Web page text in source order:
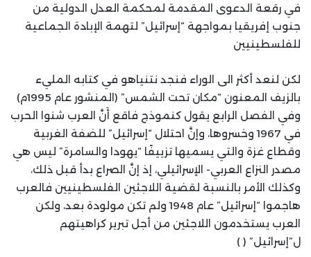
في رقعة الدعوى المقدمة لمحكمة العدل الدولية من
جنوب إفريقيا بمواجهة “إسرائيل” لتهمة الإبادة الجماعية
للفلسطينيين
لكن لنعد أكثر الى الوراء فنجد نتنياهو في كتابه المليء
بالزيف المعنون “مكان تحت الشمس” (المنشور عام 1995م)
وفي الفصل الرابع يقول كنموذج فاقع أَنَّ العرب شنوا الحرب
في 1967 وخسروها، وإنَّ احتلال “إسرائيل” للضفة الغربية
وقطاع غزة والتي يسميها تزييفًا “يهودا والسامرة” ليس هي
مصدر النزاع العربي- الإسرائيلي، إذ إنَّ الصراع بدأ قبل ذلك،
وكذلك الأمر بالنسبة لقضية اللاجئين الفلسطينيين فالعرب
هاجموا “إسرائيل” عام 1948 ولم تكن مولودة بعد، ولكن
العرب يستخدمون اللاجئين من أجل تبرير كراهيتهم
ل”إسرائيل” ( )